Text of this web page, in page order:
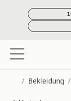
/ Bekleidung /